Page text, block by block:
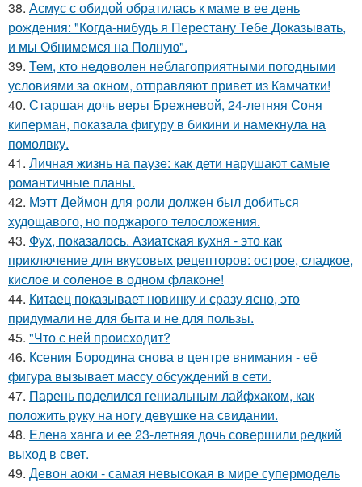
38. Асмус с обидой обратилась к маме в ее день
рождения: "Когда-нибудь я Перестану Тебе Доказывать,
и мы Обнимемся на Полную".
39. Тем, кто недоволен неблагоприятными погодными
условиями за окном, отправляют привет из Камчатки!
40. Старшая дочь веры Брежневой, 24-летняя Соня
киперман, показала фигуру в бикини и намекнула на
помолвку.
41. Личная жизнь на паузе: как дети нарушают самые
романтичные планы.
42. Мэтт Деймон для роли должен был добиться
худощавого, но поджарого телосложения.
43. Фух, показалось. Азиатская кухня - это как
приключение для вкусовых рецепторов: острое, сладкое,
кислое и соленое в одном флаконе!
44. Китаец показывает новинку и сразу ясно, это
придумали не для быта и не для пользы.
45. "Что с ней происходит?
46. Ксения Бородина снова в центре внимания - её
фигура вызывает массу обсуждений в сети.
47. Парень поделился гениальным лайфхаком, как
положить руку на ногу девушке на свидании.
48. Елена ханга и ее 23-летняя дочь совершили редкий
выход в свет.
49. Девон аоки - самая невысокая в мире супермодель